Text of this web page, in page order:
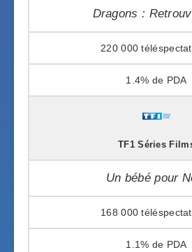
Dragons :
220 000
1.4%
TF1 Séries
Un bébé pour
168 000
1.1%